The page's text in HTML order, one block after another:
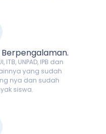
UNPAD, IPB dan
yang sudah
nya dan sudah
siswa.